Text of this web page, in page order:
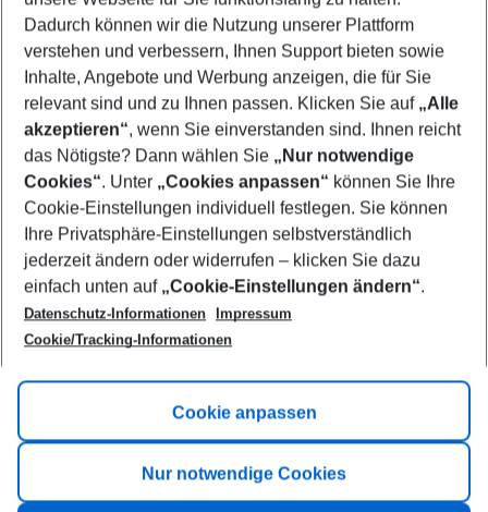
Who will travel
2 adults No children
Show more filter
Footer
Footer navigation
Title A
Link A
Dadurch können wir die Nutzung unserer Plattform
verstehen und verbessern, Ihnen Support bieten sowie
Inhalte, Angebote und Werbung anzeigen, die für Sie
relevant sind und zu Ihnen passen. Klicken Sie auf „Alle
akzeptieren“, wenn Sie einverstanden sind. Ihnen reicht
das Nötigste? Dann wählen Sie „Nur notwendige
Cookies“. Unter „Cookies anpassen“ können Sie Ihre
Cookie-Einstellungen individuell festlegen. Sie können
Ihre Privatsphäre-Einstellungen selbstverständlich
jederzeit ändern oder widerrufen – klicken Sie dazu
einfach unten auf „Cookie-Einstellungen ändern“.
Datenschutz-Informationen
Impressum
Cookie/Tracking-Informationen
Cookie anpassen
Nur notwendige Cookies